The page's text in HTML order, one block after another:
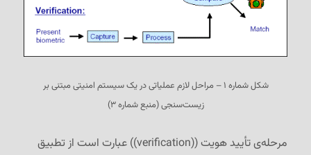
شکل شماره ۱ – مراحل لازم عملیاتی در یک سیستم امنیتی مبتنی بر
زیست‌سنجی (منبع شماره ۳)
مرحله‌ی تأیید هویت ((verification)) عبارت است از تطبیق